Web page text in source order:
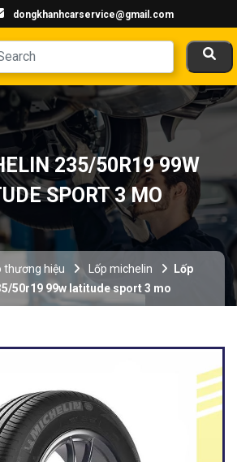
dongkhanhcarservice@gmail.com
235/50R19 99W
SPORT 3 MO
thương hiệu Lốp michelin
Lốp
50r19 99w latitude sport 3 mo